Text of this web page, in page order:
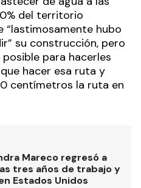
del territorio
“lastimosamente hubo
su construcción, pero
para hacerles
hacer esa ruta y
centímetros la ruta en
Mareco regresó a
tres años de trabajo y
Estados Unidos